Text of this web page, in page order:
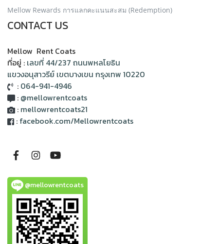
Mellow Rewards การแลกคะแนนสะสม (Redemption)
CONTACT US
Mellow Rent Coats
ที่อยู่ : เลขที่ 44/237 ถนนพหลโยธิน
แขวงอนุสาวรีย์ เขตบางเขน กรุงเทพ 10220
: 064-941-4946
: @mellowrentcoats
: mellowrentcoats21
: facebook.com/Mellowrentcoats
@mellowrentcoats